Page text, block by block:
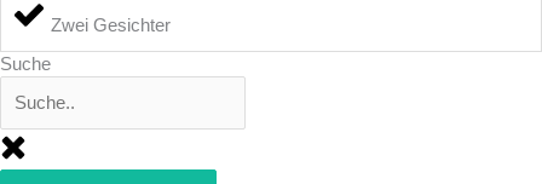
Zwei Gesichter
Suche